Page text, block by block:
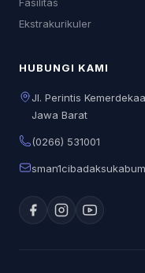
Ekstrakurikuler
HUBUNGI KAMI
Jl. Perintis
Jawa Barat
(0266) 531001